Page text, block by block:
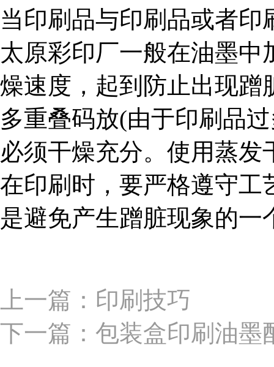
当印刷品与印刷品或者
太原彩印厂一般在油墨
燥速度，起到防止出现蹭
多重叠码放(由于印刷品
必须干燥充分。使用蒸
在印刷时，要严格遵守工
是避免产生蹭脏现象的一
上一篇：印刷技巧
下一篇：包装盒印刷油墨